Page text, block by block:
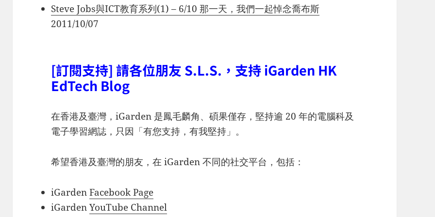
Steve Jobs與ICT教育系列(1) – 6/10 那一天，我們一起悼念喬布斯
2011/10/07
[訂閱支持] 請各位朋友 S.L.S.，支持 iGarden HK
EdTech Blog
在香港及臺灣，iGarden 是鳳毛麟角、碩果僅存，堅持逾 20 年的電腦科及
電子學習網誌，只因「有您支持，有我堅持」。
希望香港及臺灣的朋友，在 iGarden 不同的社交平台，包括：
iGardenFacebook Page
iGardenYouTube Channel